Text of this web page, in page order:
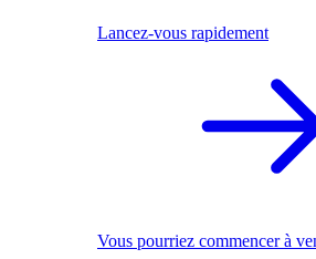
Lancez-vous rapidement
Vous pourriez commencer à